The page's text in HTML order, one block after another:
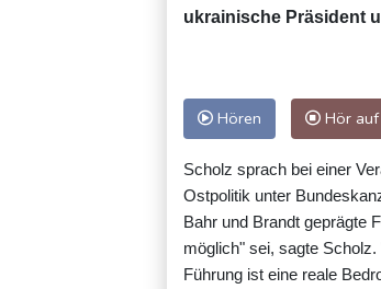
ukrainische Präsident
Hören Hör
Scholz sprach bei einer
Ostpolitik unter
Bahr und Brandt geprägte
möglich" sei, sagte
Führung ist eine reale